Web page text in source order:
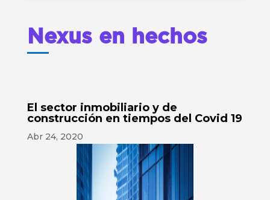
Nexus en hechos
El sector inmobiliario y de
construcción en tiempos del Covid 19
Abr 24, 2020